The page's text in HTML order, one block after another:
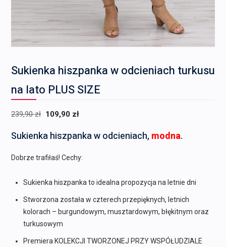
Sukienka hiszpanka w odcieniach turkusu
na lato PLUS SIZE
239,90zł Pierwotna
wynosiła:
239,90 zł.
109,90 zł
wynosi:
Sukienka hiszpanka w odcieniach, modna.
Dobrze trafiłaś! Cechy:
Sukienka hiszpanka to idealna propozycja na letnie dni
Stworzona została w czterech przepięknych, letnich
kolorach – burgundowym, musztardowym, błękitnym oraz
turkusowym
Premiera KOLEKCJI TWORZONEJ PRZY WSPÓŁUDZIALE